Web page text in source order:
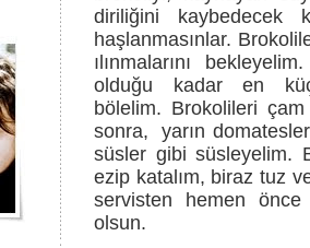
diriliğini kaybedecek
haşlanmasınlar.
ılınmalarını
olduğu kadar en
bölelim. Brokolileri
sonra, yarın
süsler gibi süsleyelim.
ezip katalım, biraz tuz
servisten hemen
olsun.